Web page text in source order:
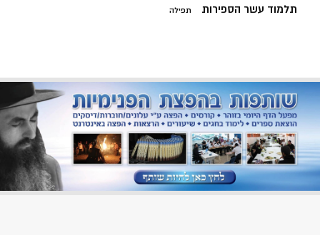
תלמוד עשר הספירות תפילה